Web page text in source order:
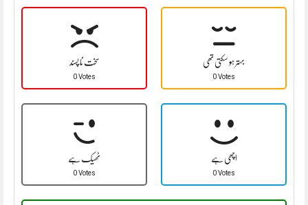
سخت نا پسند
0 Votes
بہتر ہو سکتی تھی
0 Votes
ٹھیک ہے
0 Votes
اچھی ہے
0 Votes